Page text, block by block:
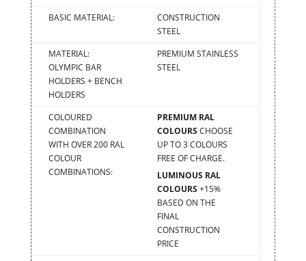
BASIC MATERIAL:
CONSTRUCTION
STEEL
MATERIAL:
OLYMPIC BAR
HOLDERS + BENCH
HOLDERS
PREMIUM STAINLESS
STEEL
COLOURED
COMBINATION
WITH OVER 200 RAL
COLOUR
COMBINATIONS:
PREMIUM RAL
COLOURS CHOOSE
UP TO 3 COLOURS
FREE OF CHARGE.
LUMINOUS RAL
COLOURS +15%
BASED ON THE
FINAL
CONSTRUCTION
PRICE